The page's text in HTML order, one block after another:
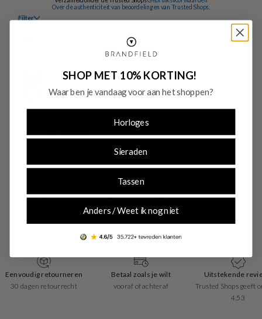
Eenvoudig retourneren
30 dagen retourrecht
Betaal zoals je wilt
vooraf of achteraf
Uitstekende
Trusted Shops geeft
4.53
SHOP MET 10% KORTING!
Waar ben je vandaag voor aan het shoppen?
Horloges
Sieraden
Tassen
Anders / Weet ik nog niet